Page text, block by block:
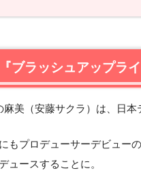
マ『ブラッシュアップライ
ふくちゃんの新境地
クランクイン
まさかの救世主
4周目の人生
マ『ブラッシュアップライ
『ブラッシュアップラ
麻美（安藤サクラ）は、日本
もプロデューサーデビュー
ュースすることに。